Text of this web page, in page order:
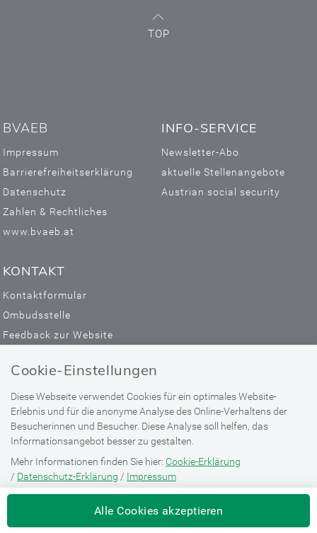
Cookie-Einstellungen
Diese Webseite verwendet Cookies für ein optimales Website-
Erlebnis und für die anonyme Analyse des Online-Verhaltens der
Besucherinnen und Besucher. Diese Analyse soll helfen, das
Informationsangebot besser zu gestalten.
Mehr Informationen finden Sie hier: Cookie-Erklärung
/ Datenschutz-Erklärung / Impressum
Alle Cookies akzeptieren
TOP
BVAEB
Impressum
Barrierefreiheitserklärung
Datenschutz
Zahlen & Rechtliches
www.bvaeb.at
INFO-SERVICE
Newsletter-Abo
aktuelle Stellenangebote
Austrian social security
KONTAKT
Kontaktformular
Ombudsstelle
Feedback zur Website